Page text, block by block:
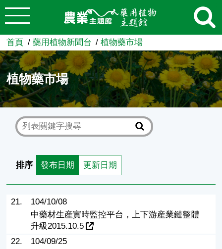
跳到主要內容
農業知識入口網
首頁 藥用植物新聞台 植物藥市場
植物藥市場
排序 發布日期 更新日期
21.
104/10/08
中藥材生産實時監控平台，上下游産業鏈整體
升級2015.10.5
22.
104/09/25